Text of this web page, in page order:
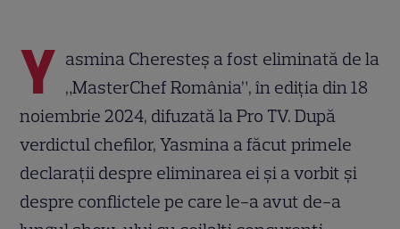
Y asmina Cheresteș a fost eliminată de la
„MasterChef România”, în ediția din 18
noiembrie 2024, difuzată la Pro TV. După
verdictul chefilor, Yasmina a făcut primele
declarații despre eliminarea ei și a vorbit și
despre conflictele pe care le-a avut de-a